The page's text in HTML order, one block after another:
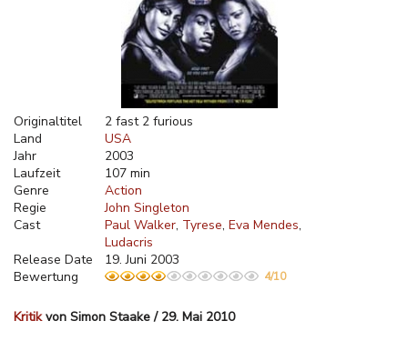
Originaltitel
2 fast 2 furious
Land
USA
Jahr
2003
Laufzeit
107 min
Genre
Action
Regie
John Singleton
Cast
Paul Walker Tyrese Eva Mendes
Ludacris
Release Date
19. Juni 2003
Bewertung
4/10
Kritikvon Simon Staake / 29. Mai 2010